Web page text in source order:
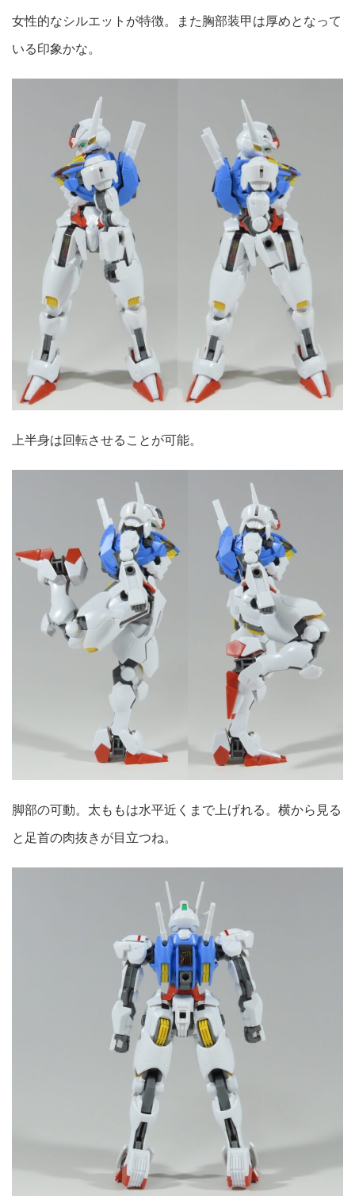
女性的なシルエットが特徴。また胸部装甲は厚めとなって
いる印象かな。
上半身は回転させることが可能。
脚部の可動。太ももは水平近くまで上げれる。横から見る
と足首の肉抜きが目立つね。